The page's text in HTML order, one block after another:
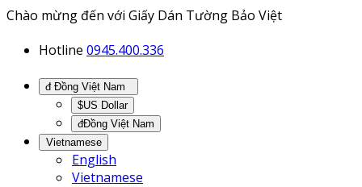
Chào mừng đến với Giấy Dán Tường Bảo Việt
Hotline 0945.400.336
$US Dollar
đĐồng Việt Nam
Vietnamese
English
Vietnamese